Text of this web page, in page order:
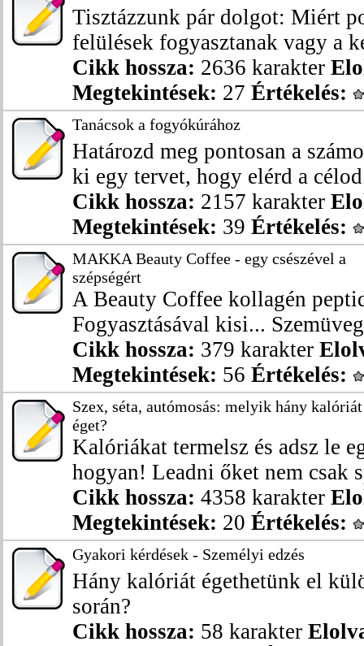
Tisztázzunk pár dolgot: Miért
felülések fogyasztanak vagy a
Cikk hossza: 2636 karakter
Megtekintések: 27 Értékelés:
Tanácsok a fogyókúrához
Határozd meg pontosan a
ki egy tervet, hogy elérd a
Cikk hossza: 2157 karakter
Megtekintések: 39 Értékelés:
MAKKA Beauty Coffee - egy csészével a
szépségért
A Beauty Coffee kollagén
Fogyasztásával kisi...
Cikk hossza: 379 karakter
Megtekintések: 56 Értékelés:
Szex, séta, autómosás: melyik hány kalóriát
éget?
Kalóriákat termelsz és adsz le
hogyan! Leadni őket nem csak
Cikk hossza: 4358 karakter
Megtekintések: 20 Értékelés:
Gyakori kérdések - Személyi edzés
Hány kalóriát égethetünk el
során?
Cikk hossza: 58 karakter